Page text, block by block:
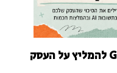
5 צעדים שיגרמו לצ'אט GPT להמליץ על העסק